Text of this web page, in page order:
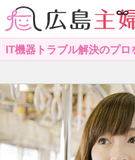
IT機器トラブル解決のプロ